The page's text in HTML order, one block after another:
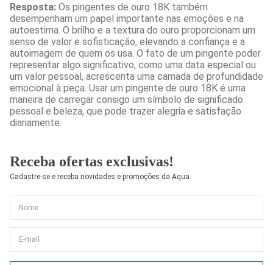
Resposta: Os pingentes de ouro 18K também
desempenham um papel importante nas emoções e na
autoestima. O brilho e a textura do ouro proporcionam um
senso de valor e sofisticação, elevando a confiança e a
autoimagem de quem os usa. O fato de um pingente poder
representar algo significativo, como uma data especial ou
um valor pessoal, acrescenta uma camada de profundidade
emocional à peça. Usar um pingente de ouro 18K é uma
maneira de carregar consigo um símbolo de significado
pessoal e beleza, que pode trazer alegria e satisfação
diariamente.
Receba ofertas exclusivas!
Cadastre-se e receba novidades e promoções da Aqua